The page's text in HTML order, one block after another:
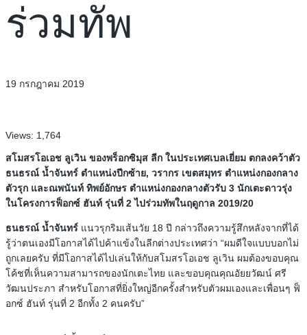
ร่วมทัพ
19 กรกฎาคม 2019
Views: 1,764
สโมสรโอเอช ลูเวิน ของพร็อกซิมุส ลีก ในประเทศเบลเยี่ยม ตกลงคว้าตัว
ธนธรณ์ น้ำจันทร์ ตำแหน่งปีกซ้าย, วรากร เขตสมุทร ตำแหน่งกองกลาง
ตัวรุก และณพนันท์ ทิพย์อักษร ตำแหน่งกองกลางตัวรับ 3 นักเตะดาวรุ่ง
ในโครงการฟ็อกซ์ ฮันท์ รุ่นที่ 2 ไปร่วมทัพในฤดูกาล 2019/20
ธนธรณ์ น้ำจันทร์ แนวรุกริมเส้นวัย 18 ปี กล่าวถึงความรู้สึกหลังจากที่ได้
รู้ว่าตนเองมีโอกาสได้ไปค้าแข้งในลีกต่างประเทศว่า “ผมดีใจแบบบอกไม่
ถูกเลยครับ ที่มีโอกาสได้ไปเล่นให้กับสโมสรโอเอช ลูเวิน ผมต้องขอบคุณ
โค้ชที่เห็นความสามารถของนักเตะไทย และขอบคุณคุณอัยยวัฒน์ ศรี
วัฒนประภา สำหรับโอกาสที่ยิ่งใหญ่อีกครั้งสำหรับตัวผมเองและเพื่อนๆ ฟ็
อกซ์ ฮันท์ รุ่นที่ 2 อีกทั้ง 2 คนครับ”